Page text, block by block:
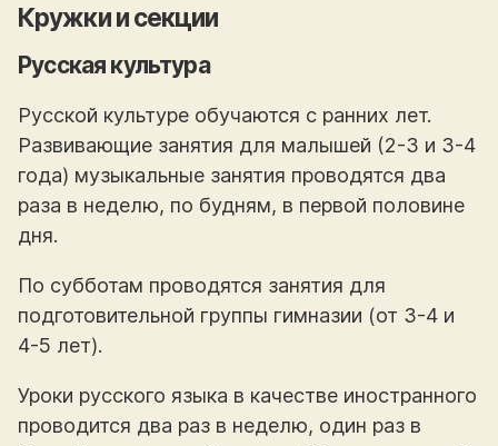
Кружки и секции
Русская культура
Русской культуре обучаются с ранних лет.
Развивающие занятия для малышей (2-3 и 3-4
года) музыкальные занятия проводятся два
раза в неделю, по будням, в первой половине
дня.
По субботам проводятся занятия для
подготовительной группы гимназии (от 3-4 и
4-5 лет).
Уроки русского языка в качестве иностранного
проводится два раз в неделю, один раз в